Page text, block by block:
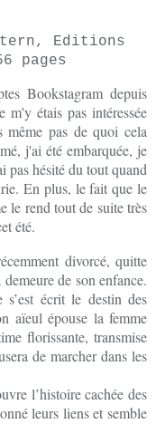
Editions
pages
Bookstagram depuis
m'y étais pas intéressée
pas de quoi cela
j'ai été embarquée, je
pas hésité du tout quand
En plus, le fait que le
le rend tout de suite très
été.
divorcé, quitte
de son enfance.
écrit le destin des
aïeul épouse la femme
florissante, transmise
de marcher dans les
l’histoire cachée des
leurs liens et semble